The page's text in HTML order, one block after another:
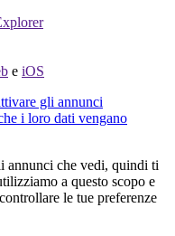
e iOS
gli annunci
i loro dati vengano
annunci che vedi, quindi ti
a questo scopo e
le tue preferenze